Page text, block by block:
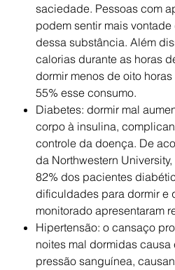
saciedade. Pessoas com
podem sentir mais
dessa substância. Além
calorias durante as horas
dormir menos de oito
55% esse consumo.
Diabetes: dormir mal
corpo à insulina,
controle da doença. De
da Northwestern
82% dos pacientes
dificuldades para dormir e
monitorado apresentaram
Hipertensão: o cansaço
noites mal dormidas causa
pressão sanguínea,